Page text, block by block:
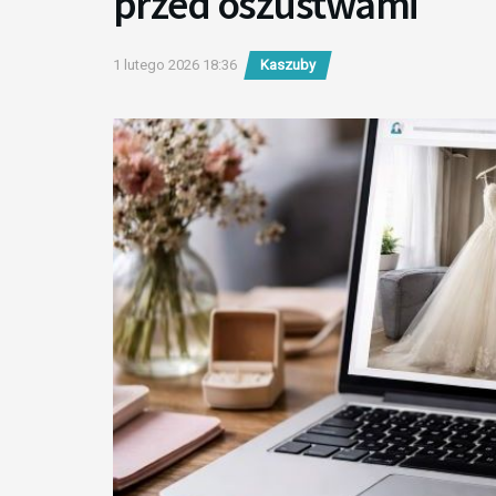
1 lutego 2026 18:36 Kaszuby